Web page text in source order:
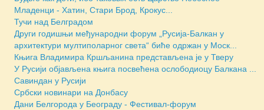
Младенци - Хатин, Стари Брод, Крокус...
Тучи над Белградом
Други годишњи међународни форум „Русија-Балкан у
архитектури мултиполарног света“ биће одржан у Моск...
Књига Владимира Кршљанина представљена је у Тверу
У Русији објављена књига посвећена ослободиоцу Балкана ...
Савиндан у Русији
Србски новинари на Донбасу
Дани Белгорода у Београду - Фестивал-форум